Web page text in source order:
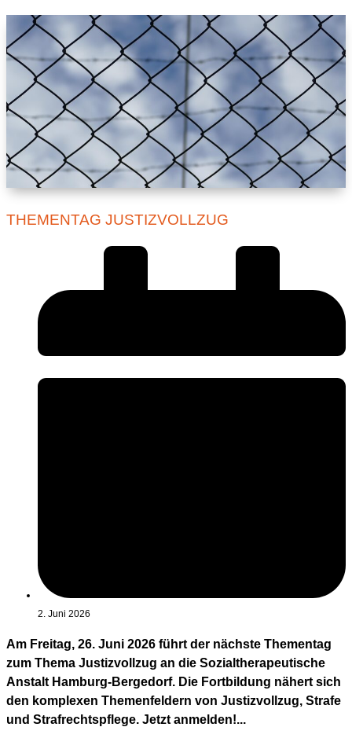
THEMENTAG JUSTIZVOLLZUG
2. Juni 2026
Am Freitag, 26. Juni 2026 führt der nächste Thementag
zum Thema Justizvollzug an die Sozialtherapeutische
Anstalt Hamburg-Bergedorf. Die Fortbildung nähert sich
den komplexen Themenfeldern von Justizvollzug, Strafe
und Strafrechtspflege. Jetzt anmelden!...